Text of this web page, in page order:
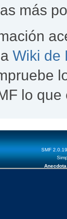
más
Wiki de
lo que
SMF 2.0.19
Anecdota